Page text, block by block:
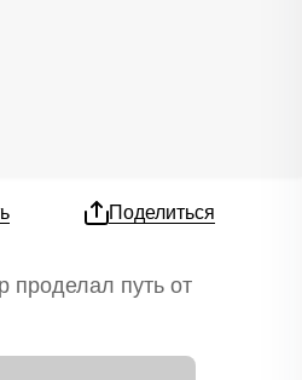
Поделиться
проделал путь от